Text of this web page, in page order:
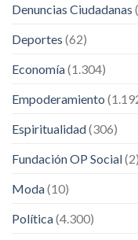
Denuncias Ciudadanas
Deportes (62)
Economía(1.304)
Empoderamiento
Espiritualidad(306)
Fundación OP Social(2)
Moda(10)
Política(4.300)